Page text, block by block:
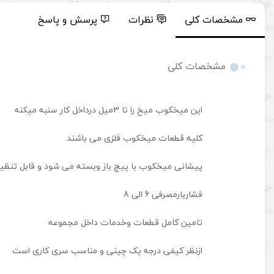
مشخصات کلی نظرات پرسش و پاسخ
مشخصات کلی
این میخکوب میخ را تا 3میل درداخل کار سنبه میکنه
کلیه قطعات میخکوب فلزی می باشند
پیشانی میخکوب با پیچ باز وبسته می شود و قابل
فشاربارمصرفی 6 الی 8
تامین کامل قطعات وخدمات داخل مجموعه
ازنظر کیفی درجه یک چینی و مناسب سری کاری است